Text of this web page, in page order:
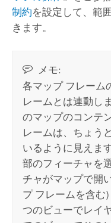
制約を設定して、範
きます。
メモ:
各マップ フレーム
レームとは連動し
のマップのコンテ
レームは、ちょう
いるように見えま
部のフィーチャを
チャがマップで開
プ フレームを含む
つのビューでレイ